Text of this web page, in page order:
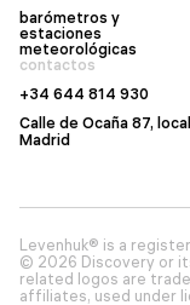
barómetros y
estaciones
meteorológicas
contactos
+34 644 814 930
Calle de Ocaña 87,
Madrid
Levenhuk® is a
© 2026 Discovery or
related logos are
affiliates, used under